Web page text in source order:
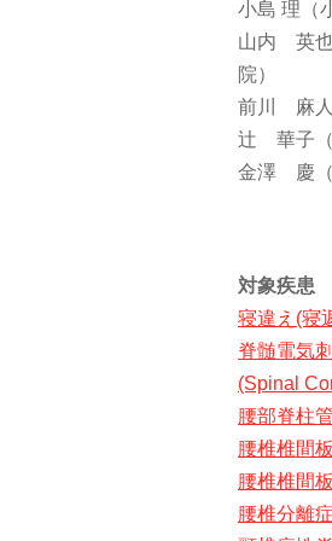
小島 理（
山内 英也
前川 麻人
辻 華子（
金澤 慶（
対象疾患
寝違え(寝
脊髄電気
(Spinal
腰部脊柱
腰椎椎間
腰椎椎間
腰椎分離症